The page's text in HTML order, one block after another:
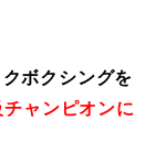
ボクシングを
ャンピオンに